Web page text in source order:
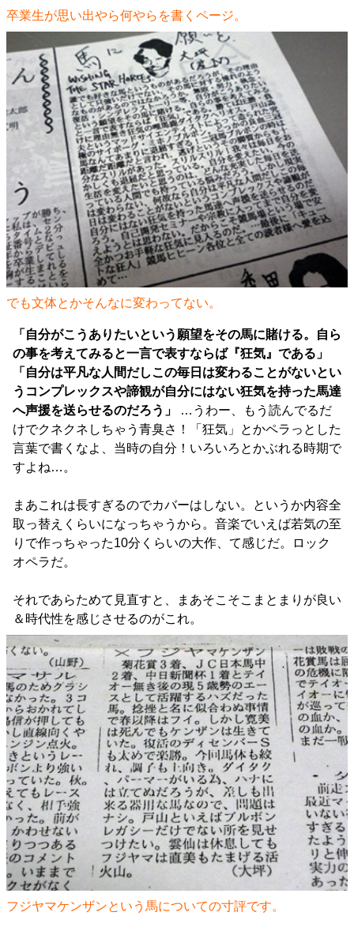
卒業生が思い出やら何やらを書くページ。
でも文体とかそんなに変わってない。
「自分がこうありたいという願望をその馬に賭ける。自ら
の事を考えてみると一言で表すならば『狂気』である」
「自分は平凡な人間だしこの毎日は変わることがないとい
うコンプレックスや諦観が自分にはない狂気を持った馬達
へ声援を送らせるのだろう」
…うわー、もう読んでるだ
けでクネクネしちゃう青臭さ！「狂気」とかペラっとした
言葉で書くなよ、当時の自分！いろいろとかぶれる時期で
すよね…。
まあこれは長すぎるのでカバーはしない。というか内容全
取っ替えくらいになっちゃうから。音楽でいえば若気の至
りで作っちゃった10分くらいの大作、て感じだ。ロック
オペラだ。
それであらためて見直すと、まあそこそこまとまりが良い
＆時代性を感じさせるのがこれ。
フジヤマケンザンという馬についての寸評です。